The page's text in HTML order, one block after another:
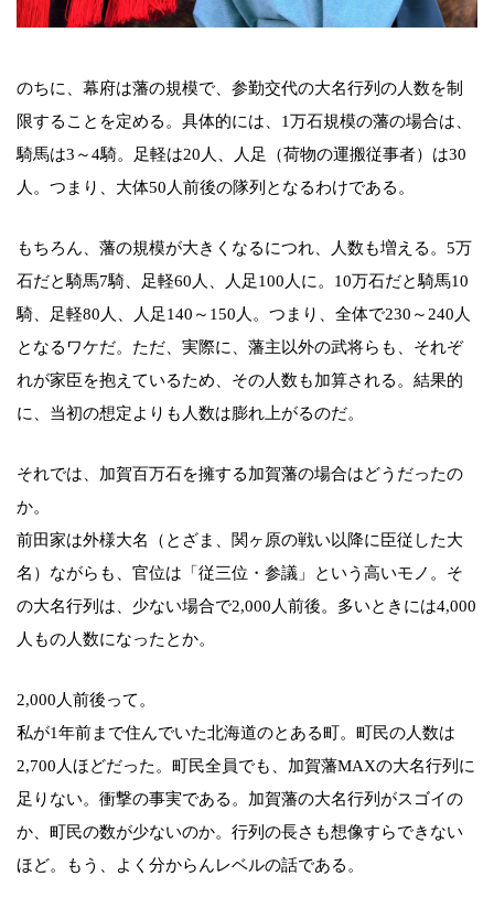
のちに、幕府は藩の規模で、参勤交代の大名行列の人数を制
限することを定める。具体的には、1万石規模の藩の場合は、
騎馬は3～4騎。足軽は20人、人足（荷物の運搬従事者）は30
人。つまり、大体50人前後の隊列となるわけである。
もちろん、藩の規模が大きくなるにつれ、人数も増える。5万
石だと騎馬7騎、足軽60人、人足100人に。10万石だと騎馬10
騎、足軽80人、人足140～150人。つまり、全体で230～240人
となるワケだ。ただ、実際に、藩主以外の武将らも、それぞ
れが家臣を抱えているため、その人数も加算される。結果的
に、当初の想定よりも人数は膨れ上がるのだ。
それでは、加賀百万石を擁する加賀藩の場合はどうだったの
か。
前田家は外様大名（とざま、関ヶ原の戦い以降に臣従した大
名）ながらも、官位は「従三位・参議」という高いモノ。そ
の大名行列は、少ない場合で2,000人前後。多いときには4,000
人もの人数になったとか。
2,000人前後って。
私が1年前まで住んでいた北海道のとある町。町民の人数は
2,700人ほどだった。町民全員でも、加賀藩MAXの大名行列に
足りない。衝撃の事実である。加賀藩の大名行列がスゴイの
か、町民の数が少ないのか。行列の長さも想像すらできない
ほど。もう、よく分からんレベルの話である。